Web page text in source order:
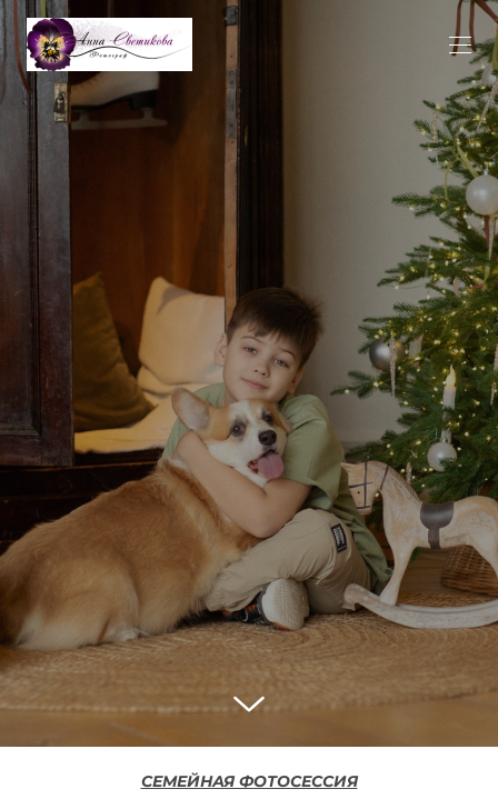
СЕМЕЙНАЯ ФОТОСЕССИЯ